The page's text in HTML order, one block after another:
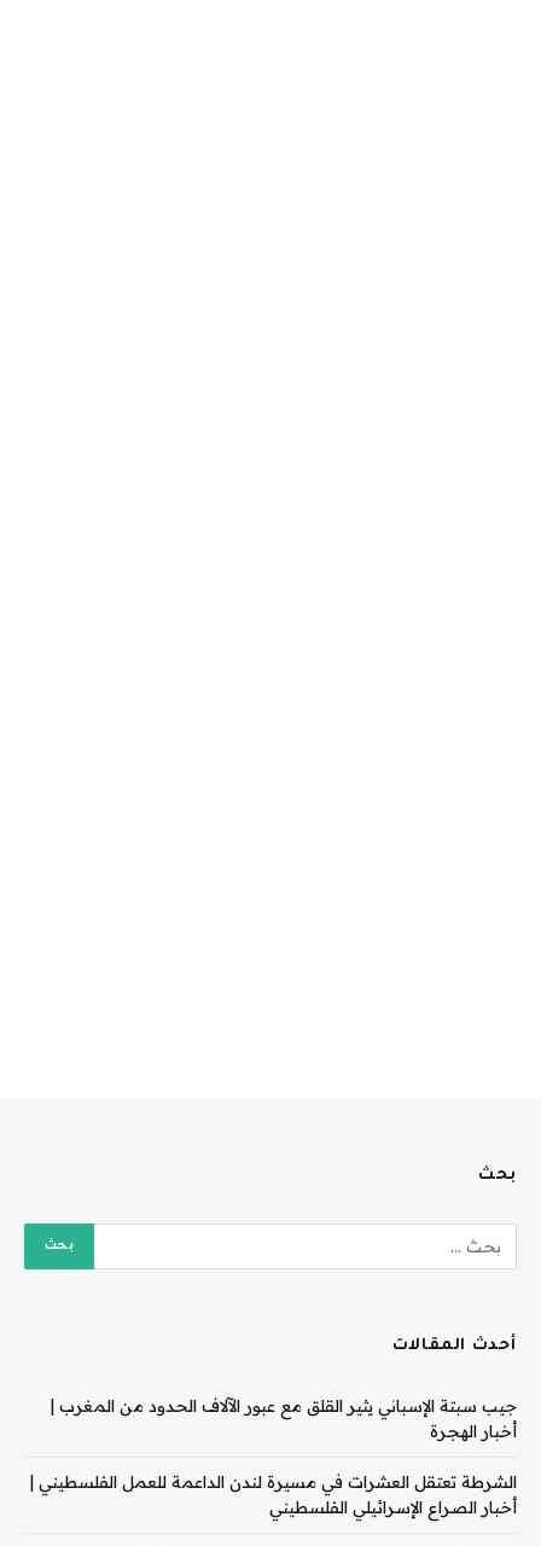
بحث
أحدث المقالات
جيب سبتة الإسباني يثير القلق مع عبور الآلاف الحدود من المغرب |
أخبار الهجرة
الشرطة تعتقل العشرات في مسيرة لندن الداعمة للعمل الفلسطيني |
أخبار الصراع الإسرائيلي الفلسطيني